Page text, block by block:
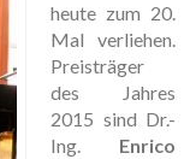
heute zum 20.
Mal verliehen.
Preisträger
des Jahres
2015 sind Dr.-
Ing. Enrico